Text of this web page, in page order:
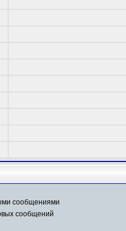
сообщениями
сообщений